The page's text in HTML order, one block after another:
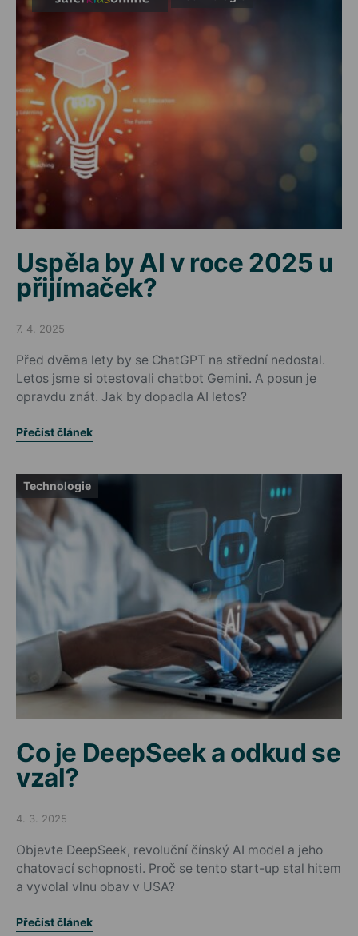
Uspěla by AI v roce 2025 u
přijímaček?
Posted on
7. 4. 2025
Před dvěma lety by se ChatGPT na střední nedostal.
Letos jsme si otestovali chatbot Gemini. A posun je
opravdu znát. Jak by dopadla AI letos?
Přečíst článek
Technologie
Co je DeepSeek a odkud se
vzal?
Posted on
4. 3. 2025
Objevte DeepSeek, revoluční čínský AI model a jeho
chatovací schopnosti. Proč se tento start-up stal hitem
a vyvolal vlnu obav v USA?
Přečíst článek